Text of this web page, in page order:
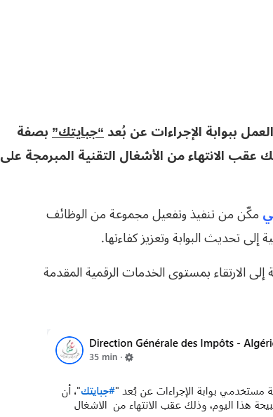
ببوابة الإجراءات عن بُعد“جبايتك”بصفة
عقب الانتهاء من الأشغال التقنية المبرمجة على
مكّن من تنفيذ وتفعيل مجموعة من الوظائف
إلى تحديث البوابة وتعزيز كفاءتها.
الارتقاء بمستوى الخدمات الرقمية المقدمة